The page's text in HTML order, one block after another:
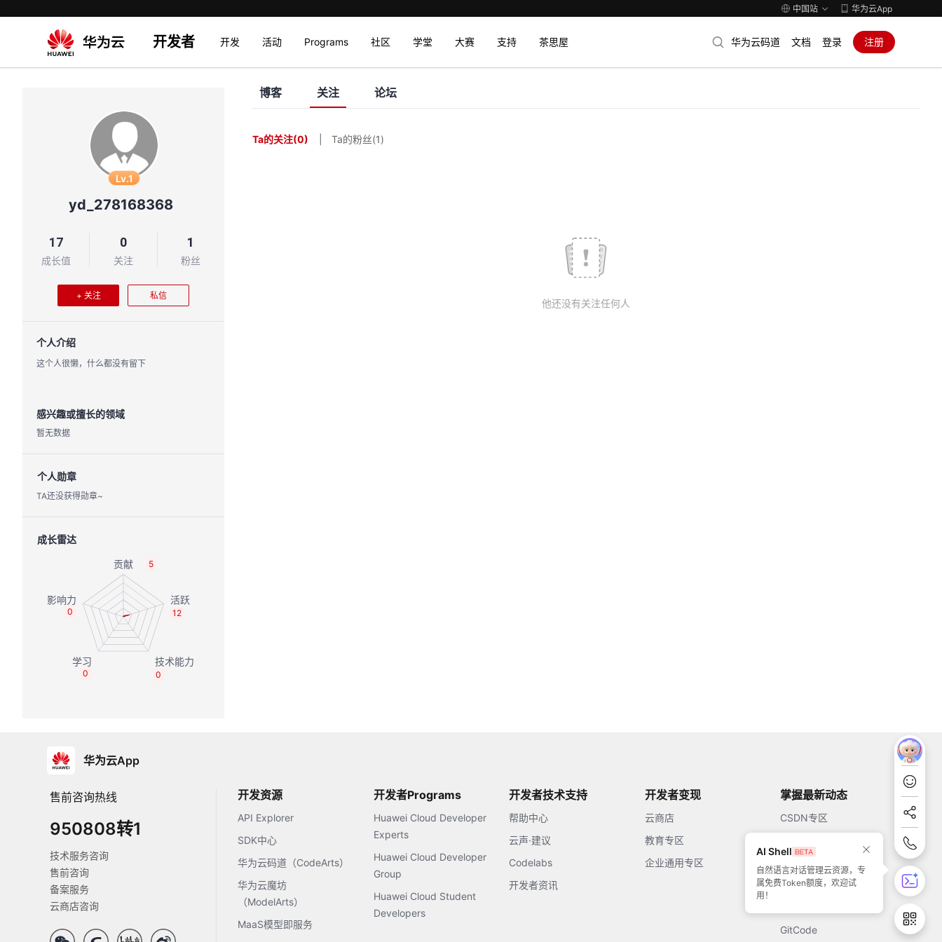
中国站 华为云App
开发者 开发 活动 Programs 社区 学堂 大赛 支持 茶思屋 华为云码道 文档 登录 注册
Lv.1
yd_278168368
17
成长值
0
关注
1
粉丝
+ 关注 私信
个人介绍
这个人很懒，什么都没有留下
感兴趣或擅长的领域
暂无数据
个人勋章
TA还没获得勋章~
成长雷达
5
12
0
0
0
博客 关注 论坛
Ta的关注(0) Ta的粉丝(1)
他还没有关注任何人
华为云App
售前咨询热线
950808转1
技术服务咨询
售前咨询
备案服务
云商店咨询
开发资源
API Explorer
SDK中心
华为云码道（CodeArts）
华为云魔坊
（ModelArts）
MaaS模型即服务
开发者Programs
Huawei Cloud Developer
Experts
Huawei Cloud Developer
Group
Huawei Cloud Student
Developers
开发者技术支持
帮助中心
云声·建议
Codelabs
开发者资讯
开发者变现
云商店
教育专区
企业通用专区
掌握最新动态
CSDN专区
51CTO
GitCode
AI Shell
自然语言对话管理云资源，专
属免费Token额度，欢迎试
用！